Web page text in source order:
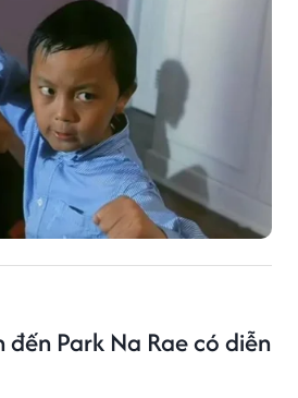
Park Na Rae có diễn